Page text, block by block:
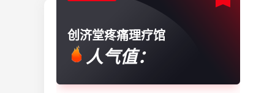
创济堂疼痛理疗馆
人气值：